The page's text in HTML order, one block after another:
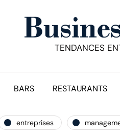
TENDANCES
BARS RESTAURANTS
entreprises